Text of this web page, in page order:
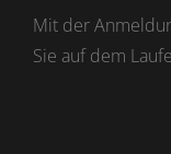
Mit der
Sie auf dem